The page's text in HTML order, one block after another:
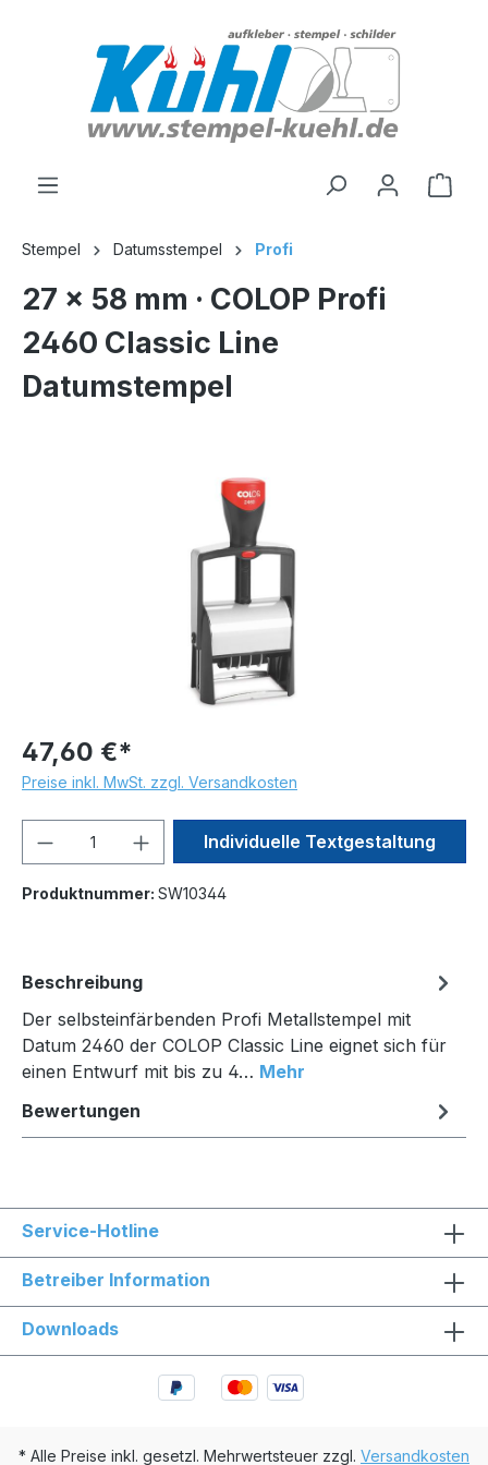
Stempel Datumsstempel Profi
27 x 58 mm · COLOP Profi
2460 Classic Line
Datumstempel
47,60 €*
Preise inkl. MwSt. zzgl. Versandkosten
Produkt Anzahl: Gib denIndividuelle Textgestaltung
Produktnummer: SW10344
Beschreibung
Der selbsteinfärbenden Profi Metallstempel mit
Datum 2460 der COLOP Classic Line eignet sich für
einen Entwurf mit bis zu 4… Mehr
Bewertungen
Service-Hotline
Betreiber Information
Downloads
* Alle Preise inkl. gesetzl. Mehrwertsteuer zzgl. Versandkosten